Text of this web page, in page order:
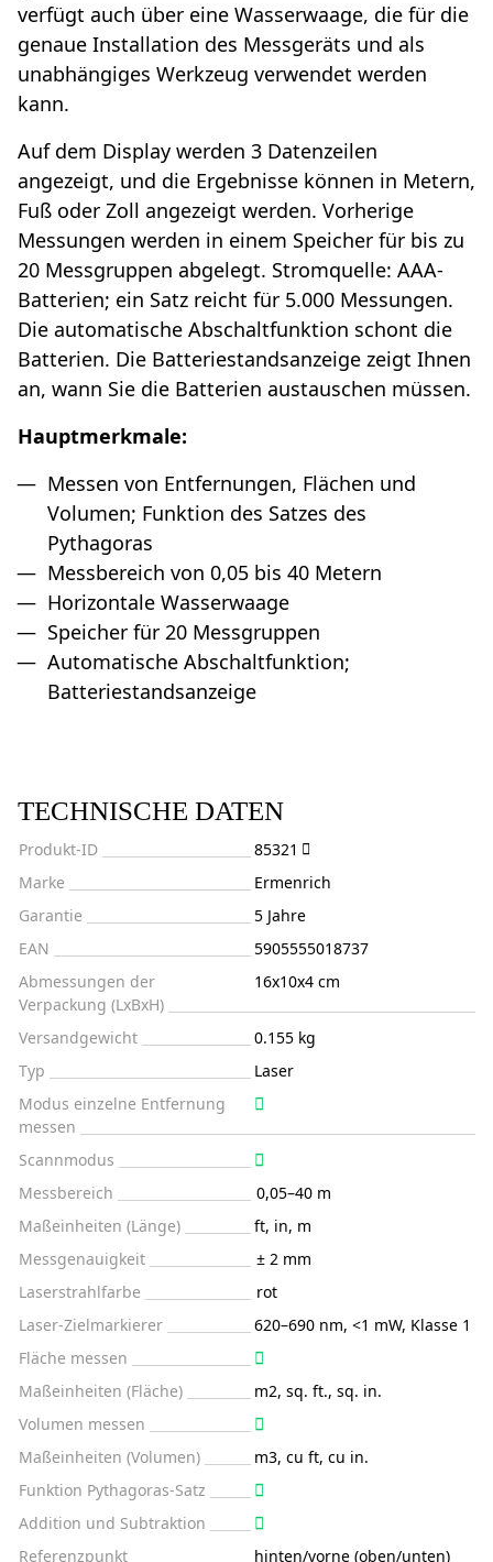
verfügt auch über eine Wasserwaage, die für die
genaue Installation des Messgeräts und als
unabhängiges Werkzeug verwendet werden
kann.
Auf dem Display werden 3 Datenzeilen
angezeigt, und die Ergebnisse können in Metern,
Fuß oder Zoll angezeigt werden. Vorherige
Messungen werden in einem Speicher für bis zu
20 Messgruppen abgelegt. Stromquelle: AAA-
Batterien; ein Satz reicht für 5.000 Messungen.
Die automatische Abschaltfunktion schont die
Batterien. Die Batteriestandsanzeige zeigt Ihnen
an, wann Sie die Batterien austauschen müssen.
Hauptmerkmale:
Messen von Entfernungen, Flächen und
Volumen; Funktion des Satzes des
Pythagoras
Messbereich von 0,05 bis 40 Metern
Horizontale Wasserwaage
Speicher für 20 Messgruppen
Automatische Abschaltfunktion;
Batteriestandsanzeige
TECHNISCHE DATEN
Produkt-ID
85321
Marke
Ermenrich
Garantie
5 Jahre
EAN
5905555018737
Abmessungen der
Verpackung (LxBxH)
16x10x4 cm
Versandgewicht
0.155 kg
Typ
Laser
Modus einzelne Entfernung
messen
Scannmodus
Messbereich
0,05–40 m
Maßeinheiten (Länge)
ft, in, m
Messgenauigkeit
± 2 mm
Laserstrahlfarbe
rot
Laser-Zielmarkierer
620–690 nm, <1 mW, Klasse 1
Fläche messen
Maßeinheiten (Fläche)
m2, sq. ft., sq. in.
Volumen messen
Maßeinheiten (Volumen)
m3, cu ft, cu in.
Funktion Pythagoras-Satz
Addition und Subtraktion
Referenzpunkt
hinten/vorne (oben/unten)